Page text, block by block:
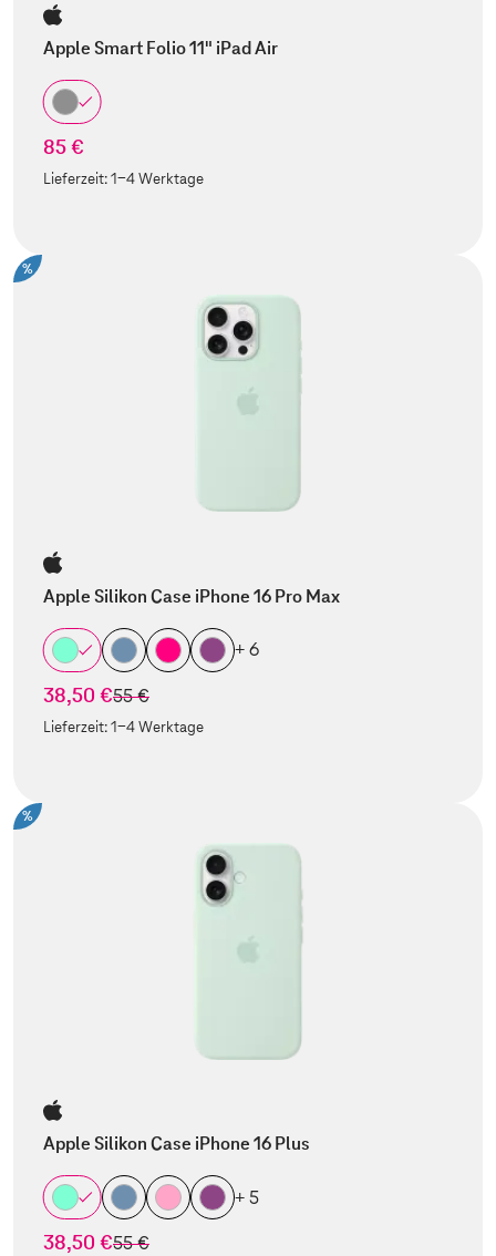
Apple Smart Folio 11" iPad Air
85 €
Lieferzeit:1-4 Werktage
%
Apple Silikon Case iPhone 16 Pro Max
+ 6
38,50 €statt
55 €
Lieferzeit:1-4 Werktage
%
Apple Silikon Case iPhone 16 Plus
+ 5
38,50 €statt
55 €